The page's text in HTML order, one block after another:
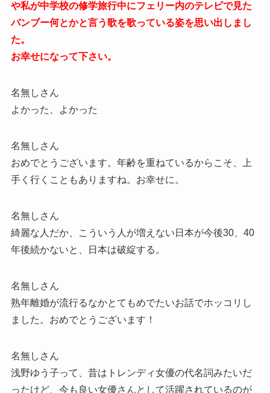
や私が中学校の修学旅行中にフェリー内のテレビで見た
バンブー何とかと言う歌を歌っている姿を思い出しまし
た。
お幸せになって下さい。
名無しさん
よかった、よかった
名無しさん
おめでとうございます。年齢を重ねているからこそ、上
手く行くこともありますね。お幸せに。
名無しさん
綺麗な人だか、こういう人が増えない日本が今後30、40
年後続かないと、日本は破綻する。
名無しさん
熟年離婚が流行るなかとてもめでたいお話でホッコリし
ました。おめでとうございます！
名無しさん
浅野ゆう子って、昔はトレンディ女優の代名詞みたいだ
ったけど、今も良い女優さんとして活躍されているのが